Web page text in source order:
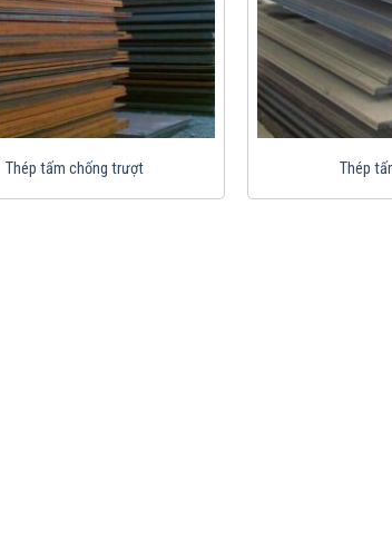
Thép tấm chống trượt Thép